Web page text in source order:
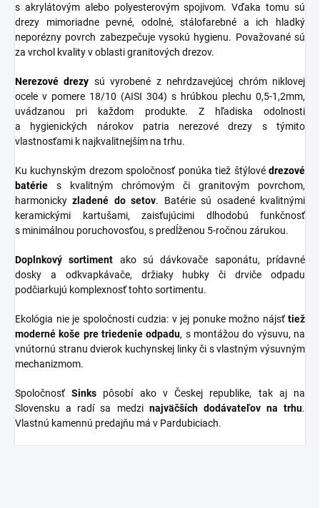
s akrylátovým alebo polyesterovým spojivom. Vďaka tomu sú
drezy mimoriadne pevné, odolné, stálofarebné a ich hladký
neporézny povrch zabezpečuje vysokú hygienu. Považované sú
za vrchol kvality v oblasti granitových drezov.
Nerezové drezy sú vyrobené z nehrdzavejúcej chróm niklovej
ocele v pomere 18/10 (AISI 304) s hrúbkou plechu 0,5-1,2mm,
uvádzanou pri každom produkte. Z hľadiska odolnosti
a hygienických nárokov patria nerezové drezy s týmito
vlastnosťami k najkvalitnejším na trhu.
Ku kuchynským drezom spoločnosť ponúka tiež štýlové drezové
batérie s kvalitným chrómovým či granitovým povrchom,
harmonickyzladené do setov. Batérie sú osadené kvalitnými
keramickými kartušami, zaisťujúcimi dlhodobú funkčnosť
s minimálnou poruchovosťou, s predĺženou 5-ročnou zárukou.
Doplnkový sortiment ako sú dávkovače saponátu, prídavné
dosky a odkvapkávače, držiaky hubky či drviče odpadu
podčiarkujú komplexnosť tohto sortimentu.
Ekológia nie je spoločnosti cudzia: v jej ponuke možno nájsťtiež
moderné koše pre triedenie odpadu, s montážou do výsuvu, na
vnútornú stranu dvierok kuchynskej linky či s vlastným výsuvným
mechanizmom.
SpoločnosťSinks pôsobí ako v Českej republike, tak aj na
Slovensku a radí sa medzi najväčších dodávateľov na trhu.
Vlastnú kamennú predajňu má v Pardubiciach.